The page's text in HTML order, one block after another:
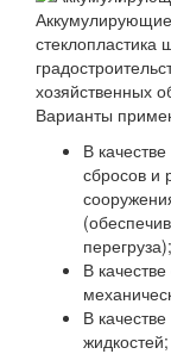
стеклопластика
хозяйственных
Варианты
В
сбросов и
перегруза);
В
В
жидкостей;